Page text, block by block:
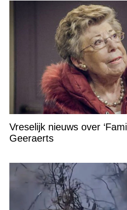
Vreselijk nieuws over
Geeraerts